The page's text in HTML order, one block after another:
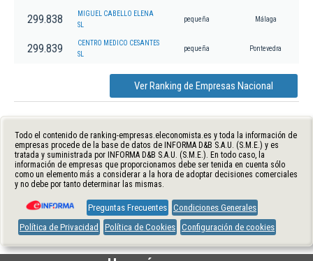
299.838
MIGUEL CABELLO ELENA
SL
pequeña Málaga
299.839
CENTRO MEDICO CESANTES
SL
pequeña Pontevedra
Ver Ranking de Empresas Nacional
Todo el contenido de ranking-empresas.eleconomista.es y toda la información de
empresas procede de la base de datos de INFORMA D&B S.A.U. (S.M.E.) y es
tratada y suministrada por INFORMA D&B S.A.U. (S.M.E.). En todo caso, la
información de empresas que proporcionamos debe ser tenida en cuenta sólo
como un elemento más a considerar a la hora de adoptar decisiones comerciales
y no debe por tanto determinar las mismas.
Preguntas Frecuentes Condiciones Generales
Política de Privacidad
Política de Cookies Configuración de cookies